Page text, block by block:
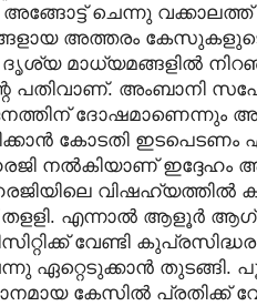
ചെന്നു
അത്തരം
ദൃശ്യ മാധ്യമങ്ങളില്‍
പതിവാണ്. അംബാനി
ദോഷമാണെന്നും
കോടതി
നല്‍കിയാണ്‌ ഇദ്ദേഹം
വിഷഹ്യത്തില്‍
എന്നാല്‍ ആളൂര്‍
വേണ്ടി
ഏറ്റെടുക്കാന്‍
കേസില്‍ പ്രതിക്ക്